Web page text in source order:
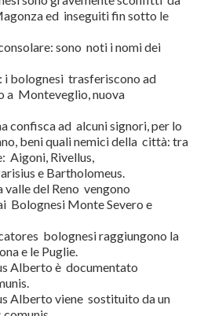
ed inseguiti fin sotto le
sono noti i nomi dei
i bolognesi trasferiscono ad
a Monteveglio, nuova
confisca ad alcuni signori, per lo
beni quali nemici della città: tra
Aigoni, Rivellus,
e Bartholomeus.
valle del Reno vengono
Bolognesi Monte Severo e
bolognesi raggiungono la
e le Puglie.
Alberto è documentato
Alberto viene sostituito da un